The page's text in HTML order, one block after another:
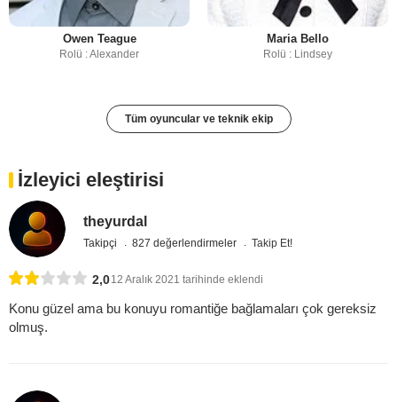
Owen Teague
Rolü : Alexander
Maria Bello
Rolü : Lindsey
Tüm oyuncular ve teknik ekip
İzleyici eleştirisi
theyurdal
Takipçi 827 değerlendirmeler Takip Et!
2,012 Aralık 2021 tarihinde eklendi
Konu güzel ama bu konuyu romantiğe bağlamaları çok gereksiz
olmuş.